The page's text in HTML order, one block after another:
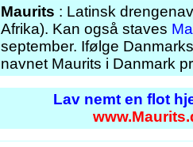
Maurits : Latinsk
Afrika). Kan også staves
september. Ifølge
navnet Maurits i Danmark
Lav nemt en flot